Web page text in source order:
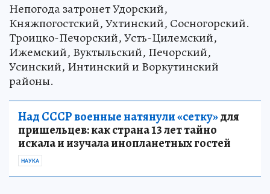
Непогода затронет Удорский,
Княжпогостский, Ухтинский, Сосногорский.
Троицко-Печорский, Усть-Цилемский,
Ижемский, Вуктыльский, Печорский,
Усинский, Интинский и Воркутинский
районы.
Над СССР военные натянули «сетку»для
пришельцев: как страна 13 лет тайно
искала и изучала инопланетных гостей
НАУКА